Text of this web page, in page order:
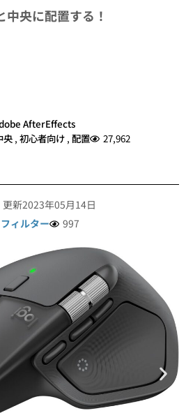
中央に配置する！
AfterEffects
央 , 初心者向け , 配置 27,962
更新2023年05月14日
フィルター 997